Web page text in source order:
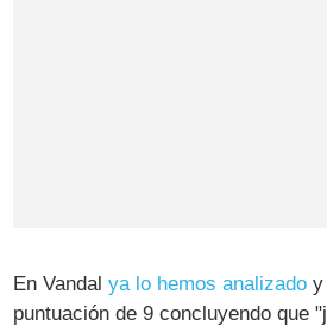
En Vandalya lo hemos analizado y
puntuación de 9 concluyendo que